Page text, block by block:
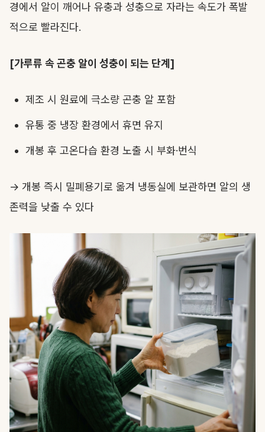
경에서 알이 깨어나 유충과 성충으로 자라는 속도가 폭발
적으로 빨라진다.
[가루류 속 곤충 알이 성충이 되는 단계]
제조 시 원료에 극소량 곤충 알 포함
유통 중 냉장 환경에서 휴면 유지
개봉 후 고온다습 환경 노출 시 부화·번식
→ 개봉 즉시 밀폐용기로 옮겨 냉동실에 보관하면 알의 생
존력을 낮출 수 있다